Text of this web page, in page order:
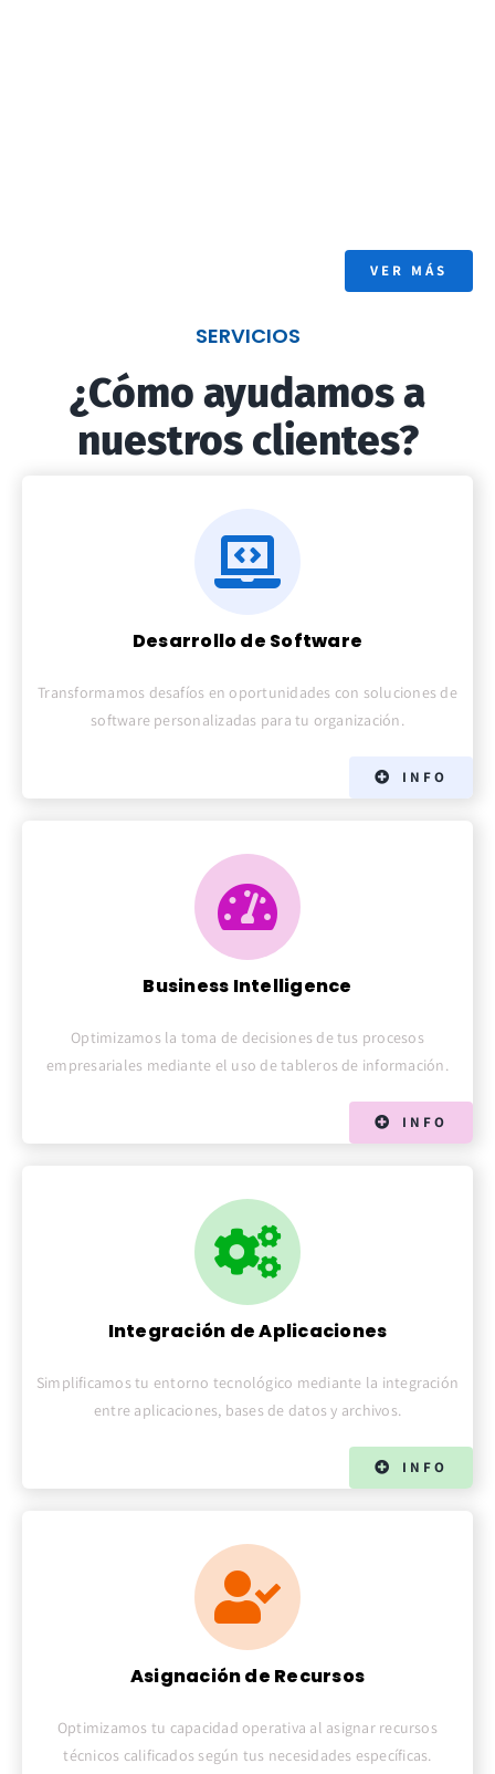
VER MÁS
SERVICIOS
¿Cómo ayudamos a
nuestros clientes?
Desarrollo de Software
Transformamos desafíos en oportunidades con soluciones de
software personalizadas para tu organización.
INFO
Business Intelligence
Optimizamos la toma de decisiones de tus procesos
empresariales mediante el uso de tableros de información.
INFO
Integración de Aplicaciones
Simplificamos tu entorno tecnológico mediante la integración
entre aplicaciones, bases de datos y archivos.
INFO
Asignación de Recursos
Optimizamos tu capacidad operativa al asignar recursos
técnicos calificados según tus necesidades específicas.